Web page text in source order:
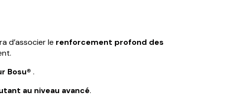
d’associer le renforcement profond des
Bosu® .
au niveau avancé.